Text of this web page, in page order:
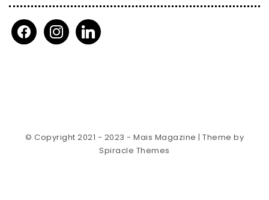
facebookinstagramlinkedin
© Copyright 2021 - 2023 - Mais Magazine | Theme by
Spiracle Themes